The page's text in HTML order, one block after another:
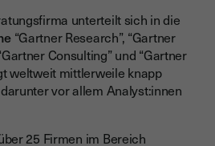
unterteilt sich in die
“Gartner Research”, “Gartner
Consulting” und “Gartner
weltweit mittlerweile knapp
vor allem Analyst:innen
25 Firmen im Bereich